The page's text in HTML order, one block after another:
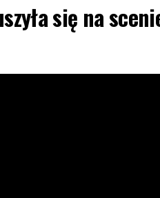
się na